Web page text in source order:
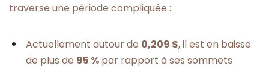
traverse une période compliquée :
Actuellement autour de 0,209 $, il est en baisse
de plus de 95 % par rapport à ses sommets